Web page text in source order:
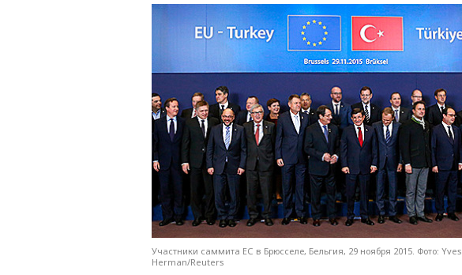
Участники саммита ЕС в Брюсселе, Бельгия, 29 ноября 2015. Фото: Yves
Herman/Reuters